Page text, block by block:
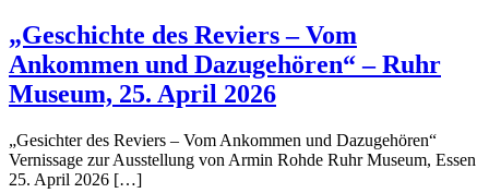
„Geschichte des Reviers – Vom
Ankommen und Dazugehören“ – Ruhr
Museum, 25. April 2026
„Gesichter des Reviers – Vom Ankommen und Dazugehören“
Vernissage zur Ausstellung von Armin Rohde Ruhr Museum, Essen
25. April 2026 […]